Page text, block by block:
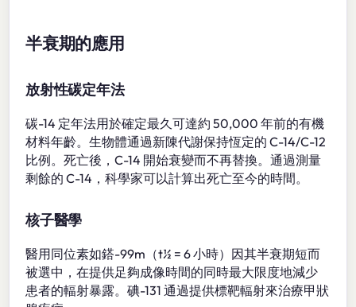
半衰期的應用
放射性碳定年法
碳-14 定年法用於確定最久可達約 50,000 年前的有機
材料年齡。生物體通過新陳代謝保持恆定的 C-14/C-12
比例。死亡後，C-14 開始衰變而不再替換。通過測量
剩餘的 C-14，科學家可以計算出死亡至今的時間。
核子醫學
醫用同位素如鎝-99m（t½ = 6 小時）因其半衰期短而
被選中，在提供足夠成像時間的同時最大限度地減少
患者的輻射暴露。碘-131 通過提供標靶輻射來治療甲狀